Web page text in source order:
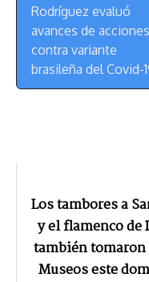
de
Navegación
Rodríguez evaluó
avances de acciones
contra variante
brasileña del Covid-
Los tambores a
y el flamenco de
también tomaron
Museos este